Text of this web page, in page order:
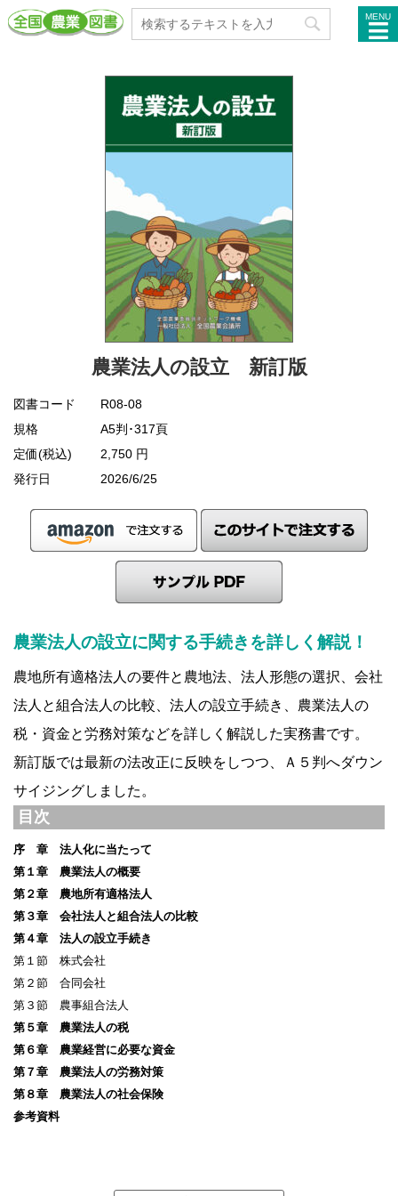
MENU
農業法人の設立 新訂版
図書コード
R08-08
規格
A5判･317頁
定価(税込)
2,750 円
発行日
2026/6/25
農業法人の設立に関する手続きを詳しく解説！
農地所有適格法人の要件と農地法、法人形態の選択、会社
法人と組合法人の比較、法人の設立手続き、農業法人の
税・資金と労務対策などを詳しく解説した実務書です。
新訂版では最新の法改正に反映をしつつ、Ａ５判へダウン
サイジングしました。
目次
序 章 法人化に当たって
第１章 農業法人の概要
第２章 農地所有適格法人
第３章 会社法人と組合法人の比較
第４章 法人の設立手続き
第１節 株式会社
第２節 合同会社
第３節 農事組合法人
第５章 農業法人の税
第６章 農業経営に必要な資金
第７章 農業法人の労務対策
第８章 農業法人の社会保険
参考資料